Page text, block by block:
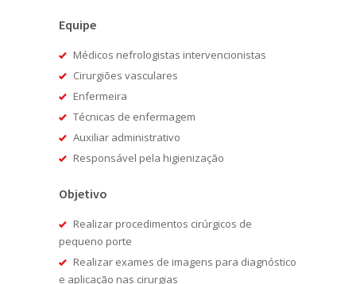
Equipe
Médicos nefrologistas intervencionistas
Cirurgiões vasculares
Enfermeira
Técnicas de enfermagem
Auxiliar administrativo
Responsável pela higienização
Objetivo
Realizar procedimentos cirúrgicos de
pequeno porte
Realizar exames de imagens para diagnóstico
e aplicação nas cirurgias